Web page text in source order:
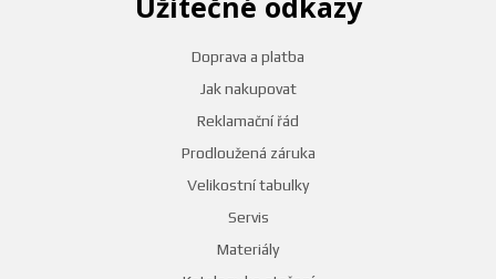
Doprava a platba
Jak nakupovat
Reklamační řád
Prodloužená záruka
Velikostní tabulky
Servis
Materiály